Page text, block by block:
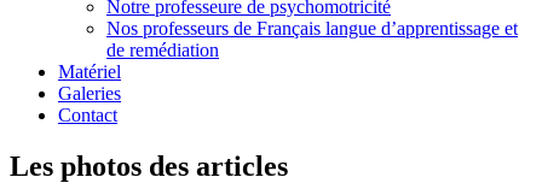
Notre professeure de psychomotricité
Nos professeurs de Français langue d’apprentissage et
de remédiation
Matériel
Galeries
Contact
Les photos des articles